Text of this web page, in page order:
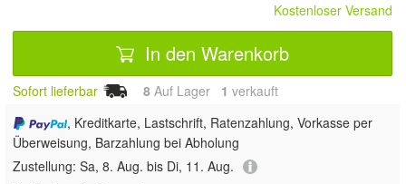
Kostenloser Versand
In den Warenkorb
Sofort lieferbar 8 Auf Lager 1 verkauft
, Kreditkarte, Lastschrift, Ratenzahlung, Vorkasse per
Überweisung, Barzahlung bei Abholung
Zustellung: Sa, 8. Aug. bis Di, 11. Aug.